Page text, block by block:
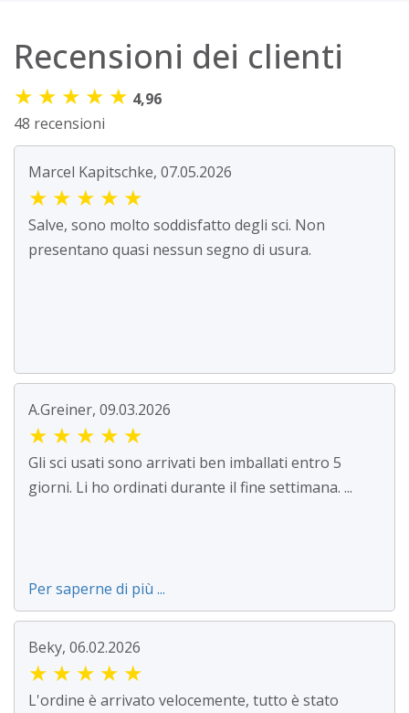
Recensioni dei clienti
★ ★ ★ ★ ★ 4,96
48 recensioni
Marcel Kapitschke, 07.05.2026
★ ★ ★ ★ ★
Salve, sono molto soddisfatto degli sci. Non
presentano quasi nessun segno di usura.
A.Greiner, 09.03.2026
★ ★ ★ ★ ★
Gli sci usati sono arrivati ben imballati entro 5
giorni. Li ho ordinati durante il fine settimana. ...
Per saperne di più ...
Beky, 06.02.2026
★ ★ ★ ★ ★
L'ordine è arrivato velocemente, tutto è stato